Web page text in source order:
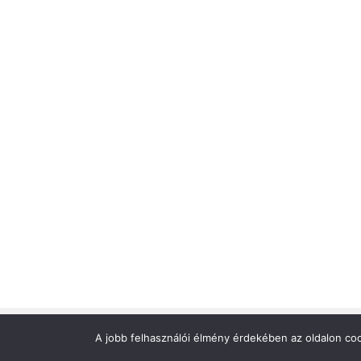
A jobb felhasználói élmény érdekében az oldalon